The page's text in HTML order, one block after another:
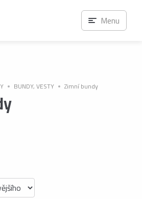
BUNDY, VESTY Zimní bundy
Menu